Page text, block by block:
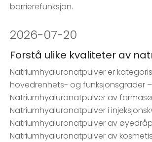
barrierefunksjon.
2026-07-20
Natriumhyaluronatpulver er
hovedrenhets- og funksjonsgrader –
Natriumhyaluronatpulver av
Natriumhyaluronatpulver i
Natriumhyaluronatpulver av
Natriumhyaluronatpulver av